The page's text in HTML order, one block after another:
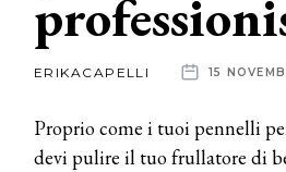
News
dalle
ERIKACAPELLI 15
Proprio come i tuoi pennelli
devi pulire il tuo frullatore di